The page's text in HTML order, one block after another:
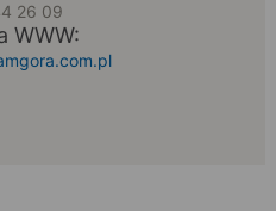
26 09
WWW: